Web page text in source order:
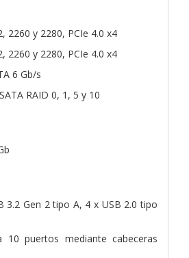
2260 y 2280, PCIe 4.0 x4
2260 y 2280, PCIe 4.0 x4
6 Gb/s
RAID 0, 1, 5 y 10
3.2 Gen 2 tipo A, 4 x USB 2.0 tipo
10 puertos mediante cabeceras